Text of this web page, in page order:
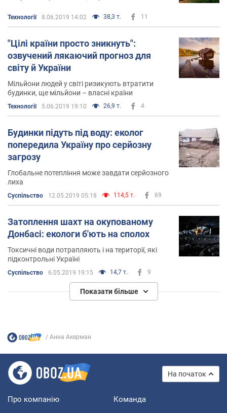
Технології 8.06.2019 14:02 38,3 т. 11
"Цілі країни просто зникнуть":
озвучений лякаючий прогноз для
світу й України
Мільйони людей у світі ризикують втратити
будинки, ще мільйони – власні країни
Технології 5.06.2019 19:10 26,9 т. 4
Будинки підуть під воду: еколог
попередила Україну про серйозну
загрозу
Глобальне потепління може завдати серйозного
лиха
Суспільство 12.05.2019 05:18 114,5 т. 69
Затоплення шахт на окупованому
Донбасі: екологи б'ють на сполох
Токсичні води потрапляють і на території, які
підконтрольні Україні
Суспільство 6.05.2019 19:15 14,7 т. 9
Показати більше
Анна Акерман
На початок
Про компанію Команда